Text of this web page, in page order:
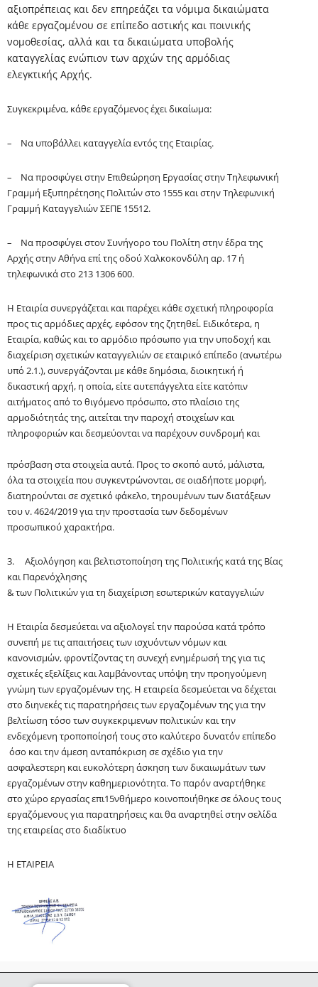
αξιοπρέπειας και δεν επηρεάζει τα νόμιμα δικαιώματα
κάθε εργαζομένου σε επίπεδο αστικής και ποινικής
νομοθεσίας, αλλά και τα δικαιώματα υποβολής
καταγγελίας ενώπιον των αρχών της αρμόδιας
ελεγκτικής Αρχής.
Συγκεκριμένα, κάθε εργαζόμενος έχει δικαίωμα:
– Να υποβάλλει καταγγελία εντός της Εταιρίας.
– Να προσφύγει στην Επιθεώρηση Εργασίας στην Τηλεφωνική
Γραμμή Εξυπηρέτησης Πολιτών στο 1555 και στην Τηλεφωνική
Γραμμή Καταγγελιών ΣΕΠΕ 15512.
– Να προσφύγει στον Συνήγορο του Πολίτη στην έδρα της
Αρχής στην Αθήνα επί της οδού Χαλκοκονδύλη αρ. 17 ή
τηλεφωνικά στο 213 1306 600.
Η Εταιρία συνεργάζεται και παρέχει κάθε σχετική πληροφορία
προς τις αρμόδιες αρχές, εφόσον της ζητηθεί. Ειδικότερα, η
Εταιρία, καθώς και το αρμόδιο πρόσωπο για την υποδοχή και
διαχείριση σχετικών καταγγελιών σε εταιρικό επίπεδο (ανωτέρω
υπό 2.1.), συνεργάζονται με κάθε δημόσια, διοικητική ή
δικαστική αρχή, η οποία, είτε αυτεπάγγελτα είτε κατόπιν
αιτήματος από το θιγόμενο πρόσωπο, στο πλαίσιο της
αρμοδιότητάς της, αιτείται την παροχή στοιχείων και
πληροφοριών και δεσμεύονται να παρέχουν συνδρομή και
πρόσβαση στα στοιχεία αυτά. Προς το σκοπό αυτό, μάλιστα,
όλα τα στοιχεία που συγκεντρώνονται, σε οιαδήποτε μορφή,
διατηρούνται σε σχετικό φάκελο, τηρουμένων των διατάξεων
του ν. 4624/2019 για την προστασία των δεδομένων
προσωπικού χαρακτήρα.
3. Αξιολόγηση και βελτιστοποίηση της Πολιτικής κατά της Βίας
και Παρενόχλησης
& των Πολιτικών για τη διαχείριση εσωτερικών καταγγελιών
Η Εταιρία δεσμεύεται να αξιολογεί την παρούσα κατά τρόπο
συνεπή με τις απαιτήσεις των ισχυόντων νόμων και
κανονισμών, φροντίζοντας τη συνεχή ενημέρωσή της για τις
σχετικές εξελίξεις και λαμβάνοντας υπόψη την προηγούμενη
γνώμη των εργαζομένων της. Η εταιρεία δεσμεύεται να δέχεται
στο διηνεκές τις παρατηρήσεις των εργαζομένων της για την
βελτίωση τόσο τωνσυγκεκριμενωνπολιτικών και την
ενδεχόμενη τροποποίησή τους στο καλύτερο δυνατόν επίπεδο
όσο και την άμεση ανταπόκριση σε σχέδιο για την
ασφαλεστερη και ευκολότερη άσκηση των δικαιωμάτων των
εργαζομένων στην καθημεριονότητα. Το παρόν αναρτήθηκε
στο χώρο εργασίαςεπι15νθήμερο κοινοποιήθηκε σε όλους τους
εργαζόμενους για παρατηρήσεις και θα αναρτηθεί στην σελίδα
της εταιρείας στο διαδίκτυο
Η ΕΤΑΙΡΕΙΑ